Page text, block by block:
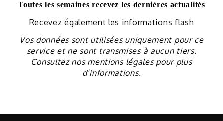
Toutes les semaines recevez les dernières actualités
Recevez également les informations flash
Vos données sont utilisées uniquement pour ce
service et ne sont transmises à aucun tiers.
Consultez nos mentions légales pour plus
d’informations.